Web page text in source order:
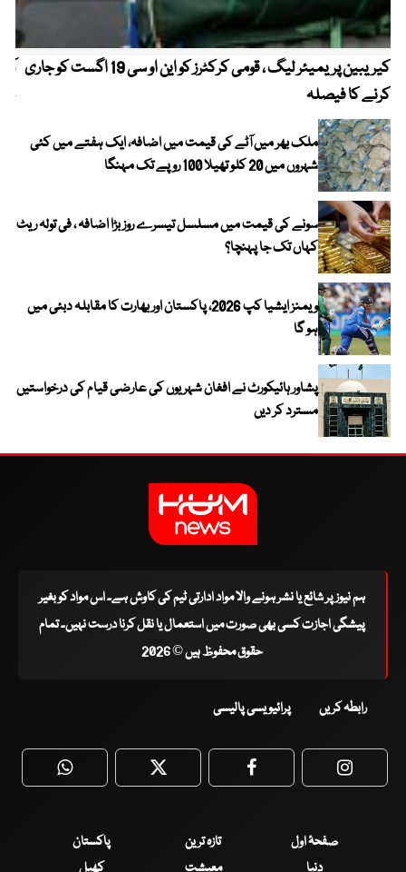
کیریبین پریمیئر لیگ ، قومی کرکٹرز کو این او سی 19 اگست کو جاری
کرنے کا فیصلہ
ملک بھر میں آٹے کی قیمت میں اضافہ، ایک ہفتے میں کئی
شہروں میں 20 کلو تھیلا 100 روپے تک مہنگا
سونے کی قیمت میں مسلسل تیسرے روز بڑا اضافہ ، فی تولہ ریٹ
کہاں تک جا پہنچا؟
ویمنز ایشیا کپ 2026، پاکستان اور بھارت کا مقابلہ دبئی میں
ہو گا
پشاور ہائیکورٹ نے افغان شہریوں کی عارضی قیام کی درخواستیں
مسترد کر دیں
ہم نیوز پر شائع یا نشر ہونے والا مواد ادارتی ٹیم کی کاوش ہے۔ اس مواد کو بغیر
پیشگی اجازت کسی بھی صورت میں استعمال یا نقل کرنا درست نہیں۔ تمام
حقوق محفوظ ہیں © 2026
رابطہ کریں پرائیویسی پالیسی
WhatsApp Twitter Facebook
صفحۂ اول تازہ ترین
پاکستان